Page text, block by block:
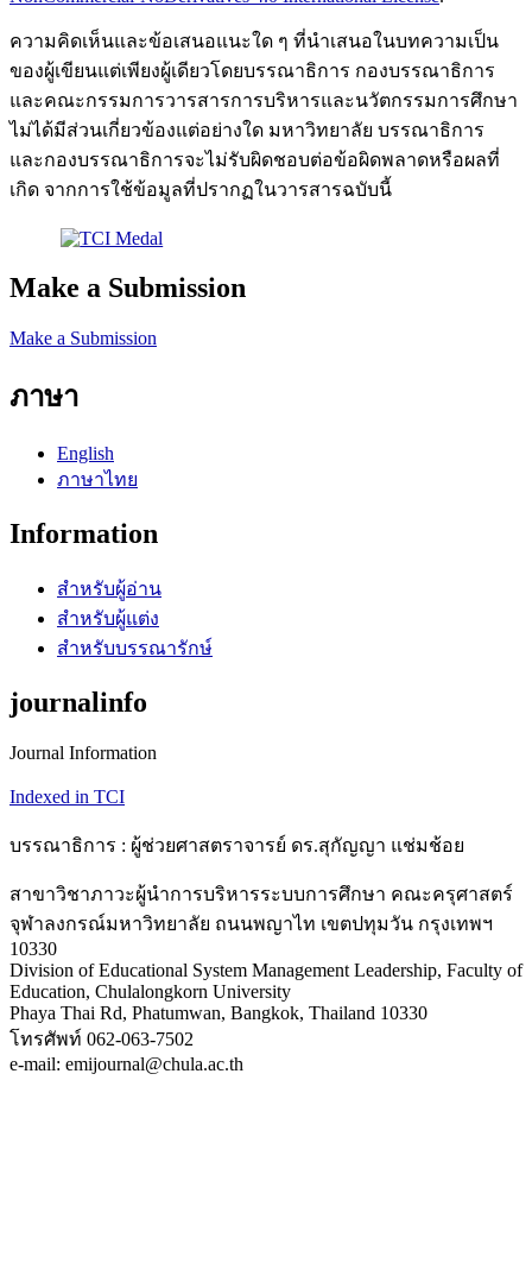
ความคิดเห็นและข้อเสนอแนะใด ๆ ที่นำเสนอในบทความเป็น
ของผู้เขียนแต่เพียงผู้เดียวโดยบรรณาธิการ กองบรรณาธิการ
และคณะกรรมการวารสารการบริหารและนวัตกรรมการศึกษา
ไม่ได้มีส่วนเกี่ยวข้องแต่อย่างใด มหาวิทยาลัย บรรณาธิการ
และกองบรรณาธิการจะไม่รับผิดชอบต่อข้อผิดพลาดหรือผลที่
เกิด จากการใช้ข้อมูลที่ปรากฏในวารสารฉบับนี้
Make a Submission
Make a Submission
ภาษา
English
ภาษาไทย
Information
สำหรับผู้อ่าน
สำหรับผู้แต่ง
สำหรับบรรณารักษ์
journalinfo
Journal Information
Indexed in TCI
บรรณาธิการ : ผู้ช่วยศาสตราจารย์ ดร.สุกัญญา แช่มช้อย
สาขาวิชาภาวะผู้นำการบริหารระบบการศึกษา คณะครุศาสตร์
จุฬาลงกรณ์มหาวิทยาลัย ถนนพญาไท เขตปทุมวัน กรุงเทพฯ
10330
Division of Educational System Management Leadership, Faculty of
Education, Chulalongkorn University
Phaya Thai Rd, Phatumwan, Bangkok, Thailand 10330
โทรศัพท์ 062-063-7502
e-mail: emijournal@chula.ac.th